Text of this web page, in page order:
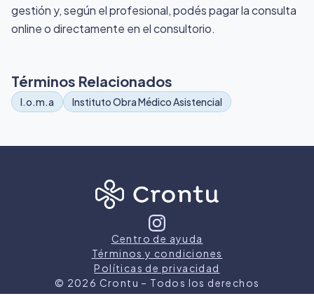
gestión y, según el profesional, podés pagar la consulta
online o directamente en el consultorio.
Términos Relacionados
I.o.m.a Instituto Obra Médico Asistencial
Centro de ayuda
Términos y condiciones
Políticas de privacidad
© 2026 Crontu – Todos los derechos